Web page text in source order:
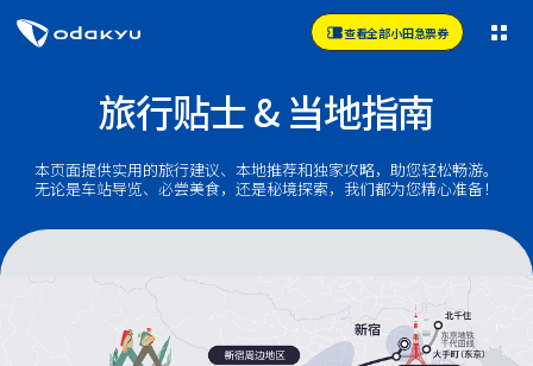
查看全部小田急票券
旅行贴士 & 当地指南
本页面提供实用的旅行建议、本地推荐和独家攻略，助您轻松畅游。
无论是车站导览、必尝美食，还是秘境探索，我们都为您精心准备！